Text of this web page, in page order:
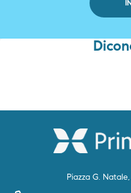
Piazza G.